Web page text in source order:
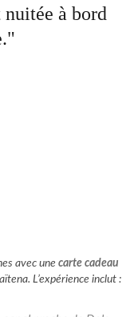
à bord
avec une carte cadeau
L’expérience inclut :